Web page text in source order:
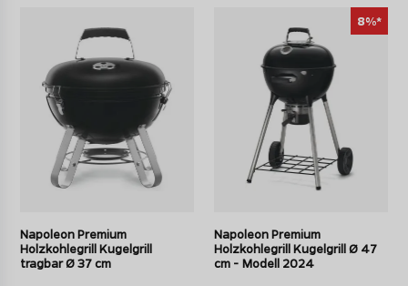
verstellbare Lüftungsschlitze und ein Thermometer. Mit
dem Napoleon Charcoal Professional PRO650CSS Kohle
Grill genießen Sie Holzkohlegrillen auf einem völlig neuen
Niveau.
Napoleon Premium
Holzkohlegrill Kugelgrill
tragbar Ø 37 cm
8%*
Napoleon Premium
Holzkohlegrill Kugelgrill Ø 47
cm - Modell 2024